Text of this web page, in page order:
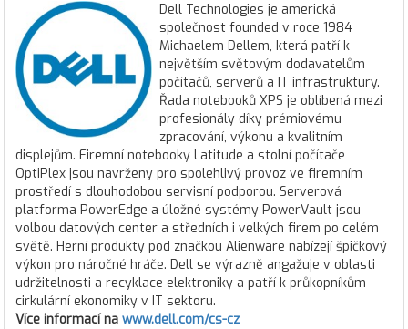
Dell Technologies je americká
společnost founded v roce 1984
Michaelem Dellem, která patří k
největším světovým dodavatelům
počítačů, serverů a IT infrastruktury.
Řada notebooků XPS je oblíbená mezi
profesionály díky prémiovému
zpracování, výkonu a kvalitním
displejům. Firemní notebooky Latitude a stolní počítače
OptiPlex jsou navrženy pro spolehlivý provoz ve firemním
prostředí s dlouhodobou servisní podporou. Serverová
platforma PowerEdge a úložné systémy PowerVault jsou
volbou datových center a středních i velkých firem po celém
světě. Herní produkty pod značkou Alienware nabízejí špičkový
výkon pro náročné hráče. Dell se výrazně angažuje v oblasti
udržitelnosti a recyklace elektroniky a patří k průkopníkům
cirkulární ekonomiky v IT sektoru.
Více informací na www.dell.com/cs-cz